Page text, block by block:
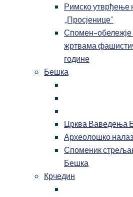
Римско утврђење
„Просјенице”
Спомен-
жртвама
године
Бешка
Црква Ваведења
Археолошко
Споменик
Бешка
Крчедин